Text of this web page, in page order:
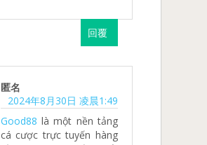
回覆
匿名
2024年8月30日 凌晨1:49
Good88 là một nền tảng
cá cược trực tuyến hàng